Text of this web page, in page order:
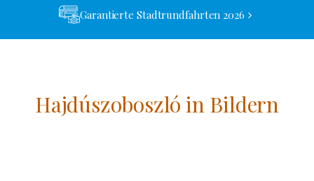
Garantierte Stadtrundfahrten 2026
Hajdúszoboszló in Bildern